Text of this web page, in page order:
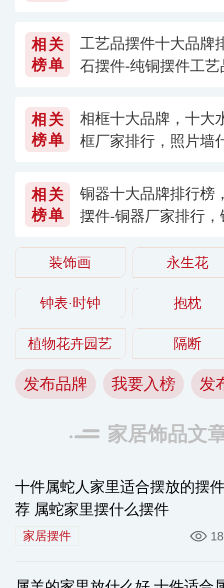
相关
榜单
工艺品摆件十大品牌
石摆件-纯铜摆件工
相关
榜单
相框十大品牌，十大
框厂家排行，照片墙
相关
榜单
铜器十大品牌排行榜
摆件-铜器厂家排行
装饰画 永生花
钟表·时钟 抱枕
植物花卉园艺 隔断
发布品牌 我要入榜 发
家居饰品文
十件属蛇人家里适合摆放的摆
荐 属蛇家里摆什么摆件
家居摆件